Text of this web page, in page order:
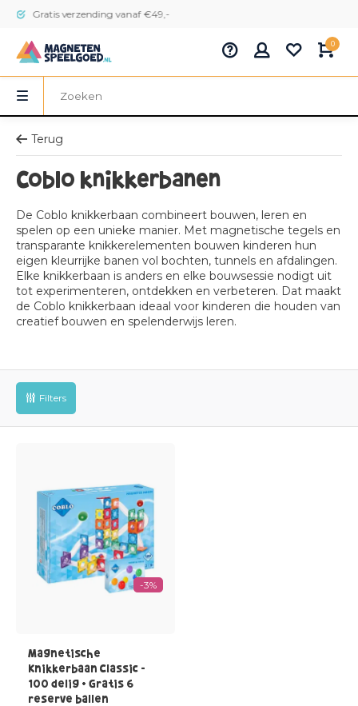
Gratis verzending vanaf €49,-
0
Terug
Coblo knikkerbanen
De Coblo knikkerbaan combineert bouwen, leren en
spelen op een unieke manier. Met magnetische tegels en
transparante knikkerelementen bouwen kinderen hun
eigen kleurrijke banen vol bochten, tunnels en afdalingen.
Elke knikkerbaan is anders en elke bouwsessie nodigt uit
tot experimenteren, ontdekken en verbeteren. Dat maakt
de Coblo knikkerbaan ideaal voor kinderen die houden van
creatief bouwen en spelenderwijs leren.
Filters
-3%
Magnetische
Knikkerbaan Classic -
100 delig + Gratis 6
reserve ballen